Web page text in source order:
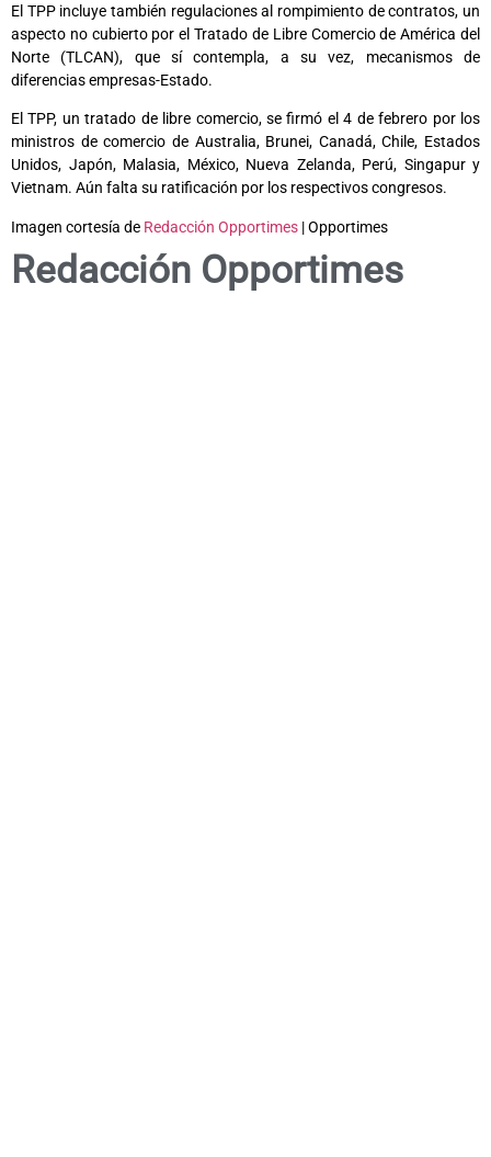
El TPP incluye también regulaciones al rompimiento de contratos, un
aspecto no cubierto por el Tratado de Libre Comercio de América del
Norte (TLCAN), que sí contempla, a su vez, mecanismos de
diferencias empresas-Estado.
El TPP, un tratado de libre comercio, se firmó el 4 de febrero por los
ministros de comercio de Australia, Brunei, Canadá, Chile, Estados
Unidos, Japón, Malasia, México, Nueva Zelanda, Perú, Singapur y
Vietnam. Aún falta su ratificación por los respectivos congresos.
Imagen cortesía de Redacción Opportimes | Opportimes
Redacción Opportimes